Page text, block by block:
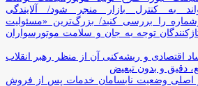
به کنترل بازار منجر شود/ آلایندگی
را بررسی کنید/ بزرگ‌ترین «مسئولیت
توجه به جان و سلامت موتورسواران
اقتصادی و ریشه‌کنی آن از منظر رهبر انقلاب
دقیق و بدون تبعیض
وضعیت نابسامان خدمات پس از فروش